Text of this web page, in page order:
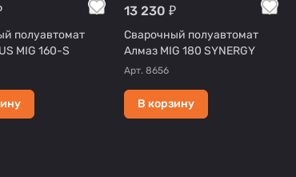
полуавтомат
MIG 160-S
13 230 ₽
Сварочный полуавтомат
Алмаз MIG 180 SYNERGY
Арт. 8656
В корзину